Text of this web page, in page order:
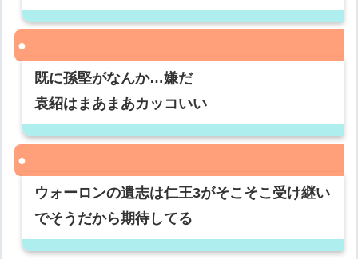
既に孫堅がなんか…嫌だ
袁紹はまあまあカッコいい
ウォーロンの遺志は仁王3がそこそこ受け継い
でそうだから期待してる